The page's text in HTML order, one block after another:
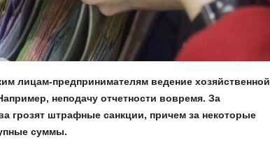
лицам-предпринимателям ведение хозяйственной
неподачу отчетности вовремя. За
грозят штрафные санкции, причем за некоторые
суммы.